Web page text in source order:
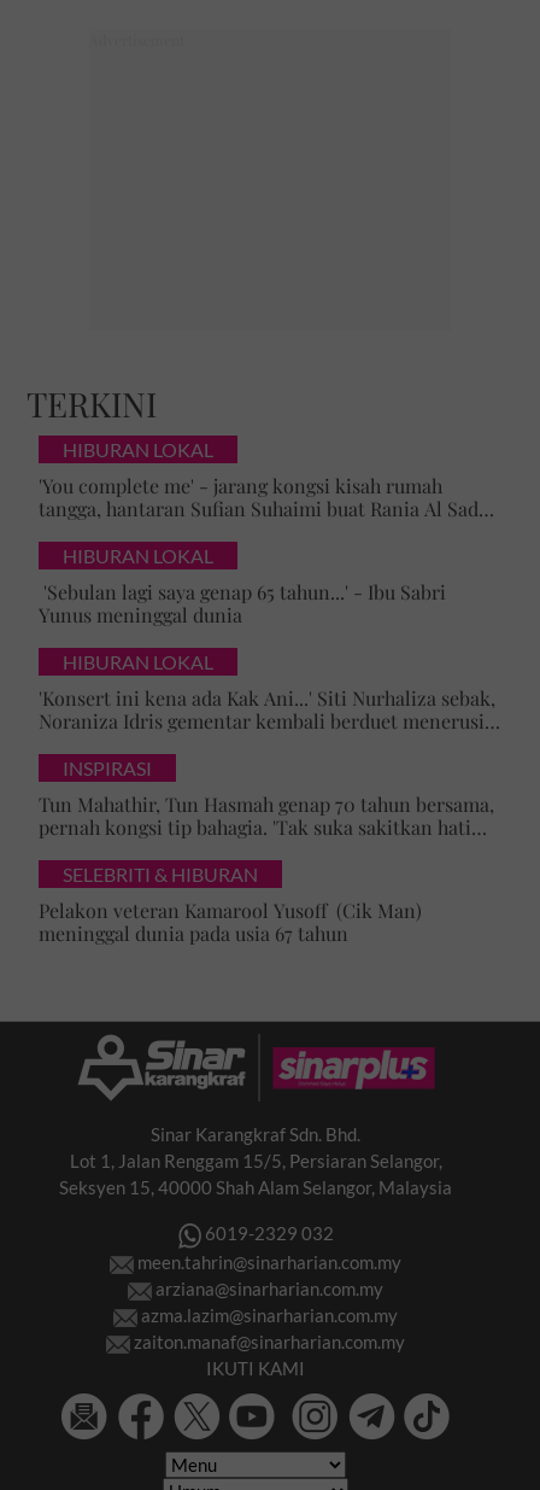
TERKINI
HIBURAN LOKAL
'You complete me' - jarang kongsi kisah rumah
tangga, hantaran Sufian Suhaimi buat Rania Al Sadat
HIBURAN LOKAL
'Sebulan lagi saya genap 65 tahun...' - Ibu Sabri
Yunus meninggal dunia
HIBURAN LOKAL
'Konsert ini kena ada Kak Ani...' Siti Nurhaliza sebak,
Noraniza Idris gementar kembali berduet menerusi
INSPIRASI
Tun Mahathir, Tun Hasmah genap 70 tahun bersama,
pernah kongsi tip bahagia. 'Tak suka sakitkan hati
SELEBRITI & HIBURAN
Pelakon veteran Kamarool Yusoff (Cik Man)
meninggal dunia pada usia 67 tahun
Sinar Karangkraf Sdn. Bhd.
Lot 1, Jalan Renggam 15/5, Persiaran Selangor,
Seksyen 15, 40000 Shah Alam Selangor, Malaysia
6019-2329 032
meen.tahrin@sinarharian.com.my
arziana@sinarharian.com.my
azma.lazim@sinarharian.com.my
zaiton.manaf@sinarharian.com.my
IKUTI KAMI